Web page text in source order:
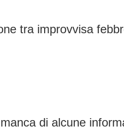
tra improvvisa
di alcune